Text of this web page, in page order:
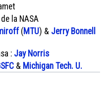
la NASA
( MTU) & Jerry Bonnell
: Jay Norris
& Michigan Tech. U.